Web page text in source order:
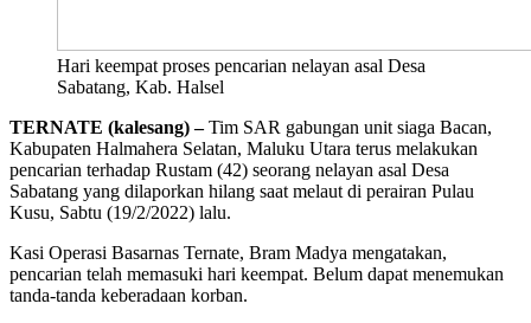
Hari keempat proses pencarian nelayan asal Desa
Sabatang, Kab. Halsel
TERNATE (kalesang) –Tim SAR gabungan unit siaga Bacan,
Kabupaten Halmahera Selatan, Maluku Utara terus melakukan
pencarian terhadap Rustam (42) seorang nelayan asal Desa
Sabatang yang dilaporkan hilang saat melaut di perairan Pulau
Kusu, Sabtu (19/2/2022) lalu.
Kasi Operasi Basarnas Ternate, Bram Madya mengatakan,
pencarian telah memasuki hari keempat. Belum dapat menemukan
tanda-tanda keberadaan korban.